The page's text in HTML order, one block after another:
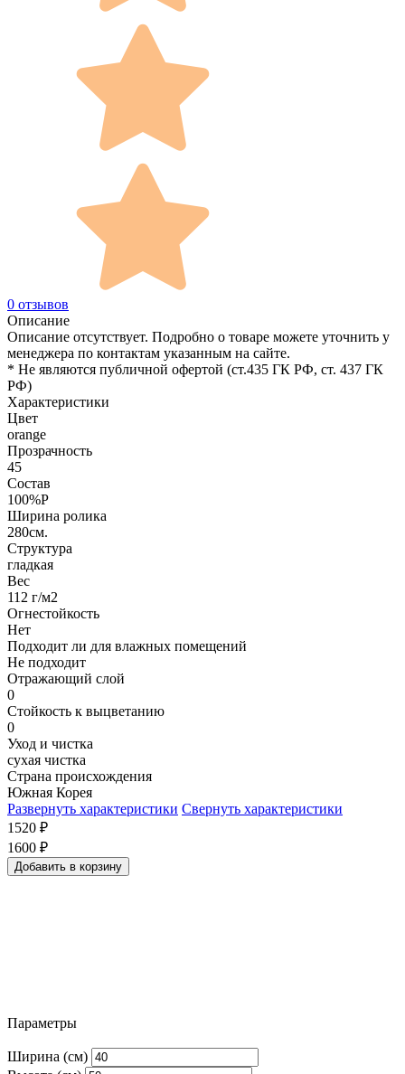
0 отзывов
Описание
Описание отсутствует. Подробно о товаре можете уточнить у
менеджера по контактам указанным на сайте.
* Не являются публичной офертой (ст.435 ГК РФ, cт. 437 ГК
РФ)
Характеристики
Цвет
orange
Прозрачность
45
Состав
100%P
Ширина ролика
280см.
Структура
гладкая
Вес
112 г/м2
Огнестойкость
Нет
Подходит ли для влажных помещений
Не подходит
Отражающий слой
0
Стойкость к выцветанию
0
Уход и чистка
сухая чистка
Страна происхождения
Южная Корея
Развернуть характеристики Свернуть характеристики
1520 ₽
1600 ₽
Добавить в корзину
Параметры
Ширина (см)